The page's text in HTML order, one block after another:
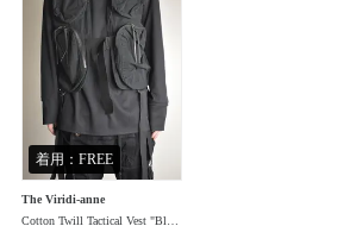
着用：FREE
The Viridi-anne